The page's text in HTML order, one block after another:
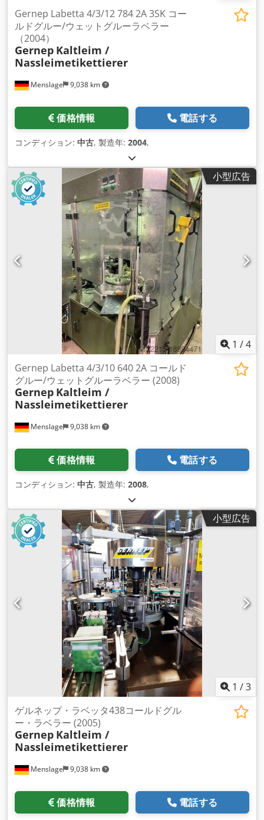
Menslage 9,038 km
Gernep Labetta 4/3/12 784 2A 3SK コー
ルドグルー/ウェットグルーラベラー
（2004）
Gernep Kaltleim /
Nassleimetikettierer
価格情報 電話する
コンディション: 中古, 製造年: 2004,
小型広告
1 /4
Menslage 9,038 km
Gernep Labetta 4/3/10 640 2A コールド
グルー/ウェットグルーラベラー (2008)
Gernep Kaltleim /
Nassleimetikettierer
価格情報 電話する
コンディション: 中古, 製造年: 2008,
小型広告
1 /3
Menslage 9,038 km
ゲルネップ・ラベッタ438コールドグル
ー・ラベラー (2005)
Gernep Kaltleim /
Nassleimetikettierer
価格情報 電話する